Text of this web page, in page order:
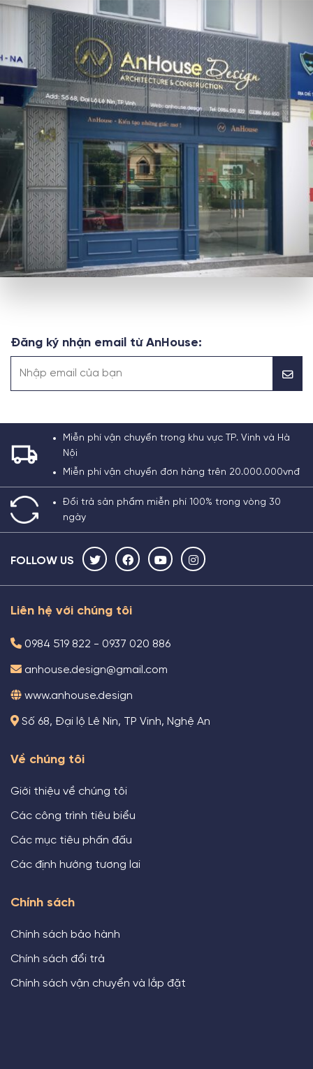
Đăng ký nhận email từ AnHouse:
Miễn phí vận chuyển trong khu vực TP. Vinh và Hà
Nội
Miễn phí vận chuyển đơn hàng trên 20.000.000vnđ
Đổi trả sản phẩm miễn phí 100% trong vòng 30
ngày
FOLLOW US
Liên hệ với chúng tôi
0984 519 822 - 0937 020 886
anhouse.design@gmail.com
www.anhouse.design
Số 68, Đại lộ Lê Nin, TP Vinh, Nghệ An
Về chúng tôi
Giới thiệu về chúng tôi
Các công trình tiêu biểu
Các mục tiêu phấn đấu
Các định hướng tương lai
Chính sách
Chính sách bảo hành
Chính sách đổi trả
Chính sách vận chuyển và lắp đặt